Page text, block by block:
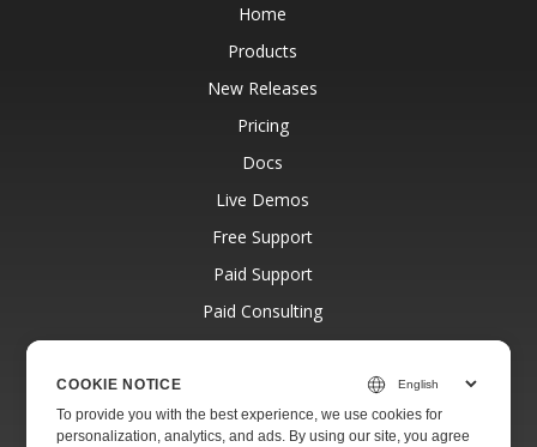
Home
Products
New Releases
Pricing
Docs
Live Demos
Free Support
Paid Support
Paid Consulting
Blog
About
COOKIE NOTICE
To provide you with the best experience, we use cookies for
personalization, analytics, and ads. By using our site, you agree